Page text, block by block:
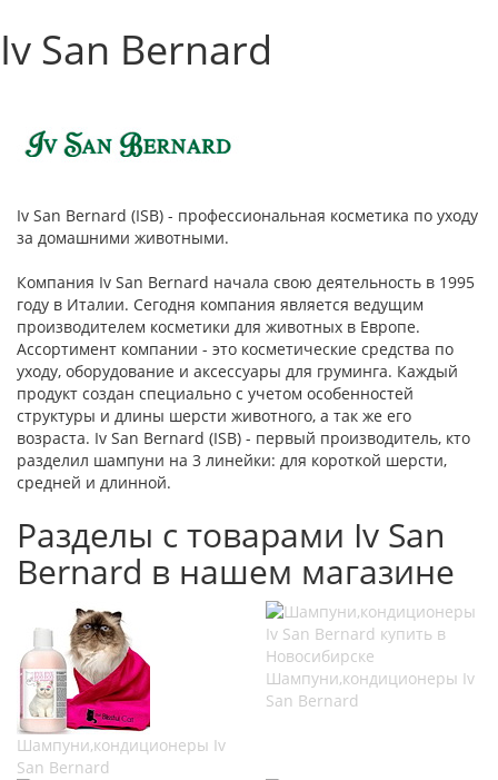
Iv San Bernard
Iv San Bernard (ISB) - профессиональная косметика по уходу
за домашними животными.
Компания Iv San Bernard начала свою деятельность в 1995
году в Италии. Сегодня компания является ведущим
производителем косметики для животных в Европе.
Ассортимент компании - это косметические средства по
уходу, оборудование и аксессуары для груминга. Каждый
продукт создан специально с учетом особенностей
структуры и длины шерсти животного, а так же его
возраста. Iv San Bernard (ISB) - первый производитель, кто
разделил шампуни на 3 линейки: для короткой шерсти,
средней и длинной.
Разделы с товарами Iv San
Bernard в нашем магазине
Шампуни,кондиционеры Iv
San Bernard
Шампуни,кондиционеры Iv
San Bernard